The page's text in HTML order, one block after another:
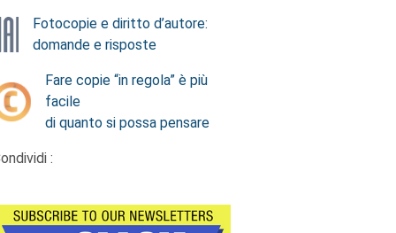
Fotocopie e diritto d’autore:
domande e risposte
Fare copie “in regola” è più
facile
di quanto si possa pensare
: